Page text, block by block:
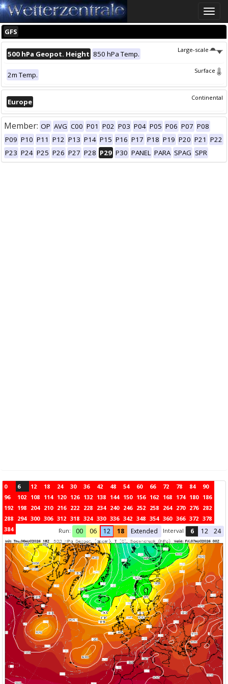
Toggle
GFS
Large-scale
500 hPa Geopot. Height 850 hPa Temp.
Surface
2m Temp.
Continental
Europe
Member: OP AVG C00 P01 P02 P03 P04 P05 P06 P07 P08
P09 P10 P11 P12 P13 P14 P15 P16 P17 P18 P19 P20 P21 P22
P23 P24 P25 P26 P27 P28 P29 P30 PANEL PARA SPAG SPR
0 6 12 18 24 30 36 42 48 54 60 66 72 78 84
90
96
102 108 114 120 126 132 138 144 150 156 162 168 174 180 186
192 198 204 210 216 222 228 234 240 246 252 258 264 270 276 282
288 294 300 306 312 318 324 330 336 342 348 354 360 366 372 378
384
Run: 00 06 12 18 Extended Interval 6 12 24